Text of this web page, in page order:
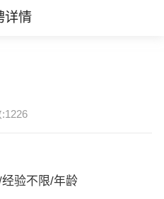
详情
验不限/年龄